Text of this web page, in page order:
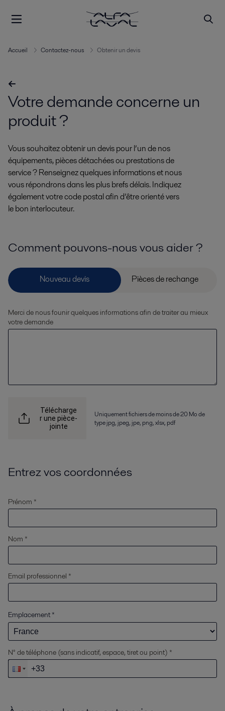
Accueil Contactez-nous Obtenir un devis
Votre demande concerne un
produit ?
Vous souhaitez obtenir un devis pour l’un de nos
équipements, pièces détachées ou prestations de
service ? Renseignez quelques informations et nous
vous répondrons dans les plus brefs délais. Indiquez
également votre code postal afin d’être orienté vers
le bon interlocuteur.
Comment pouvons-nous vous aider ?
Merci de nous founir quelques informations afin de traiter au mieux
votre demande
Télécharge
r une pièce-
jointe
Uniquement fichiers de moins de 20 Mo de
type jpg, jpeg, jpe, png, xlsx, pdf
Entrez vos coordonnées
Prénom *
Nom *
Email professionnel *
Emplacement*
N° de téléphone (sans indicatif, espace, tiret ou point) *